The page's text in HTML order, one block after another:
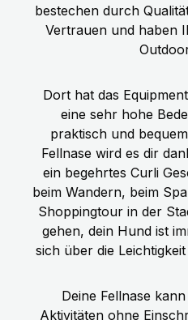
bestechen durch
Vertrauen und haben
Dort hat das
eine sehr hohe
praktisch und
Fellnase wird es dir
ein begehrtes Curli
beim Wandern, beim
Shoppingtour in der
gehen, dein Hund ist
sich über die
Deine Fellnase
Aktivitäten ohne